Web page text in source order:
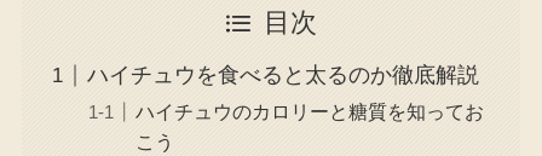
目次
ハイチュウを食べると太るのか徹底解説
ハイチュウのカロリーと糖質を知ってお
こう